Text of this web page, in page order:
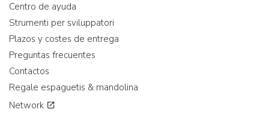
Centro de ayuda
Strumenti per sviluppatori
Plazos y costes de entrega
Preguntas frecuentes
Contactos
Regale espaguetis & mandolina
Network